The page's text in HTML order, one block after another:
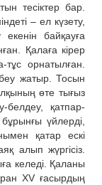
тесіктер бар.
– ел күзету,
байқауға
Қалаға кірер
тұс орнатылған.
жатыр. Тосын
өте тығыз
белдеу, қатпар-
үйлерді,
қатар ескі
алып жүргісіз.
келеді. Қаланы
ХV ғасырдың